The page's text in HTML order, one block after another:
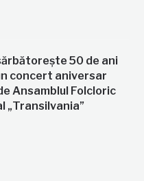
50 de ani
concert aniversar
Ansamblul Folcloric
„Transilvania”